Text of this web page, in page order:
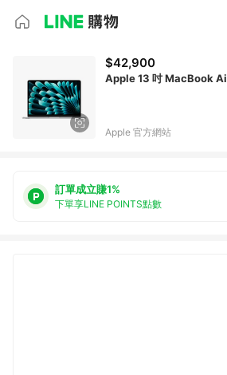
$42,900
Apple 13 吋 MacBook
Apple 官方網站
訂單成立賺1%
下單享LINE POINTS點數